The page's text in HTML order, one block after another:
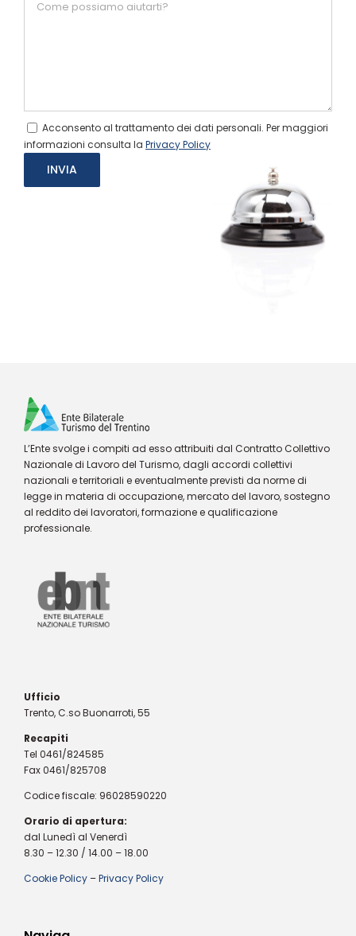
Acconsento al trattamento dei dati personali. Per maggiori
informazioni consulta la Privacy Policy
L’Ente svolge i compiti ad esso attribuiti dal Contratto Collettivo
Nazionale di Lavoro del Turismo, dagli accordi collettivi
nazionali e territoriali e eventualmente previsti da norme di
legge in materia di occupazione, mercato del lavoro, sostegno
al reddito dei lavoratori, formazione e qualificazione
professionale.
Ufficio
Trento, C.so Buonarroti, 55
Recapiti
Tel 0461/824585
Fax 0461/825708
Codice fiscale: 96028590220
Orario di apertura:
dal Lunedì al Venerdì
8.30 – 12.30 / 14.00 – 18.00
Cookie Policy –Privacy Policy